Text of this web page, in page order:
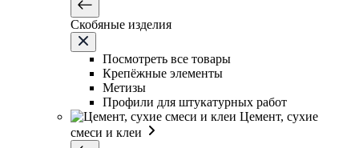
Скобяные изделия
Посмотреть все товары
Крепёжные элементы
Метизы
Профили для штукатурных работ
Цемент, сухие
смеси и клеи